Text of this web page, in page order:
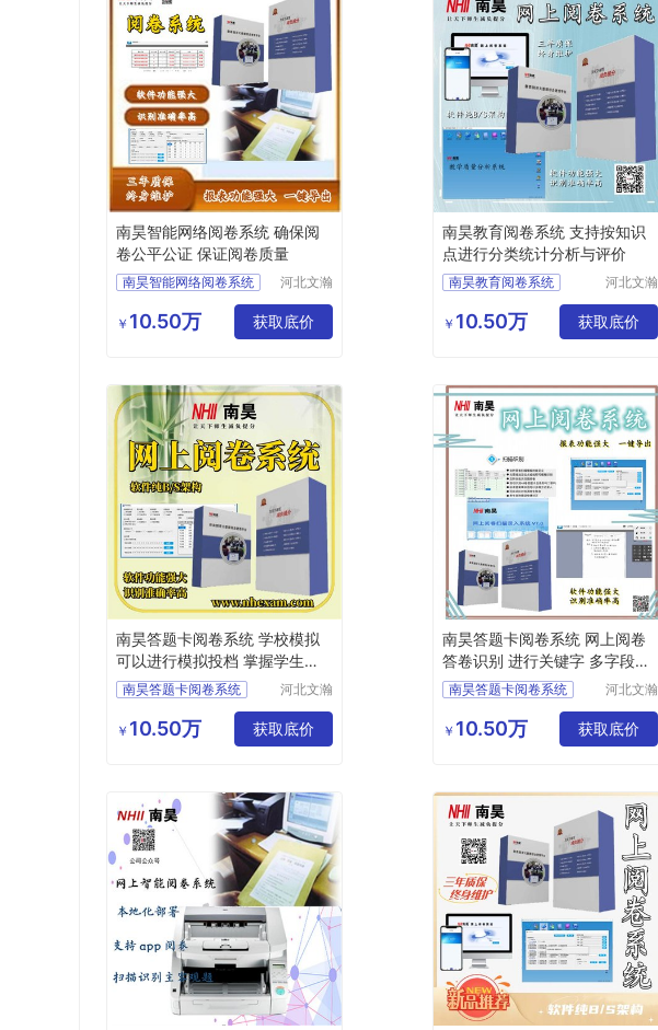
南昊智能网络阅卷系统 确保阅
卷公平公证 保证阅卷质量
南昊智能网络阅卷系统
计算机阅卷
河北文瀚
技发展有
限公司
￥ 10.50万 获取底价
南昊教育阅卷系统 支持按知识
点进行分类统计分析与评价
南昊教育阅卷系统
高考阅卷系统
河北文瀚
技发展有
限公司
￥ 10.50万 获取底价
南昊答题卡阅卷系统 学校模拟
可以进行模拟投档 掌握学生上
线情况
南昊答题卡阅卷系统
中学网上阅卷
河北文瀚
技发展有
限公司
￥ 10.50万 获取底价
南昊答题卡阅卷系统 网上阅卷
答卷识别 进行关键字 多字段校
对南昊答题卡阅卷系统
中学网上阅卷
河北文瀚
技发展有
限公司
￥ 10.50万 获取底价